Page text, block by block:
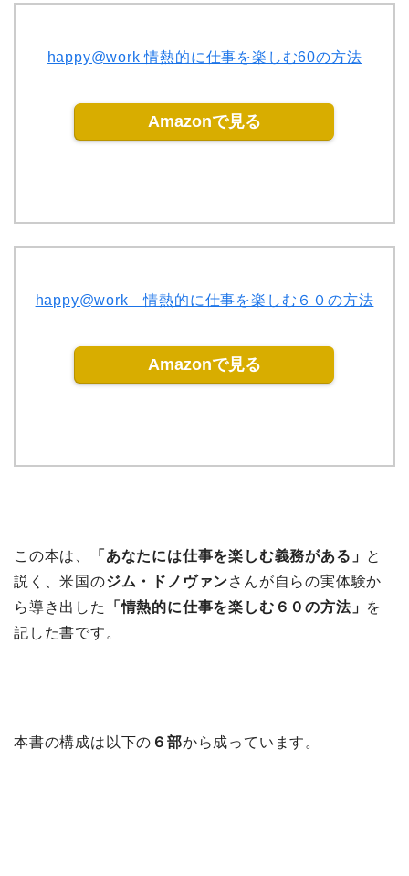
happy@work 情熱的に仕事を楽しむ60の方法
Amazonで見る
happy@work 情熱的に仕事を楽しむ６０の方法
Amazonで見る
この本は、 「あなたには仕事を楽しむ義務がある」 と
説く、米国のジム・ドノヴァンさんが自らの実体験か
ら導き出した
「情熱的に仕事を楽しむ６０の方法」 を
記した書です。
本書の構成は以下の ６部から成っています。